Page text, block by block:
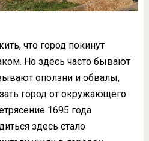
что город покинут
Но здесь часто бывают
оползни и обвалы,
город от окружающего
1695 года
здесь стало